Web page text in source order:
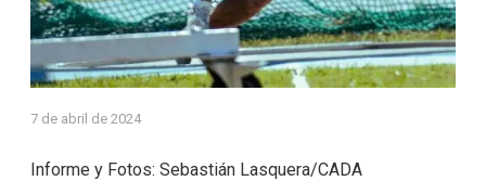
7 de abril de 2024
Informe y Fotos: Sebastián Lasquera/CADA